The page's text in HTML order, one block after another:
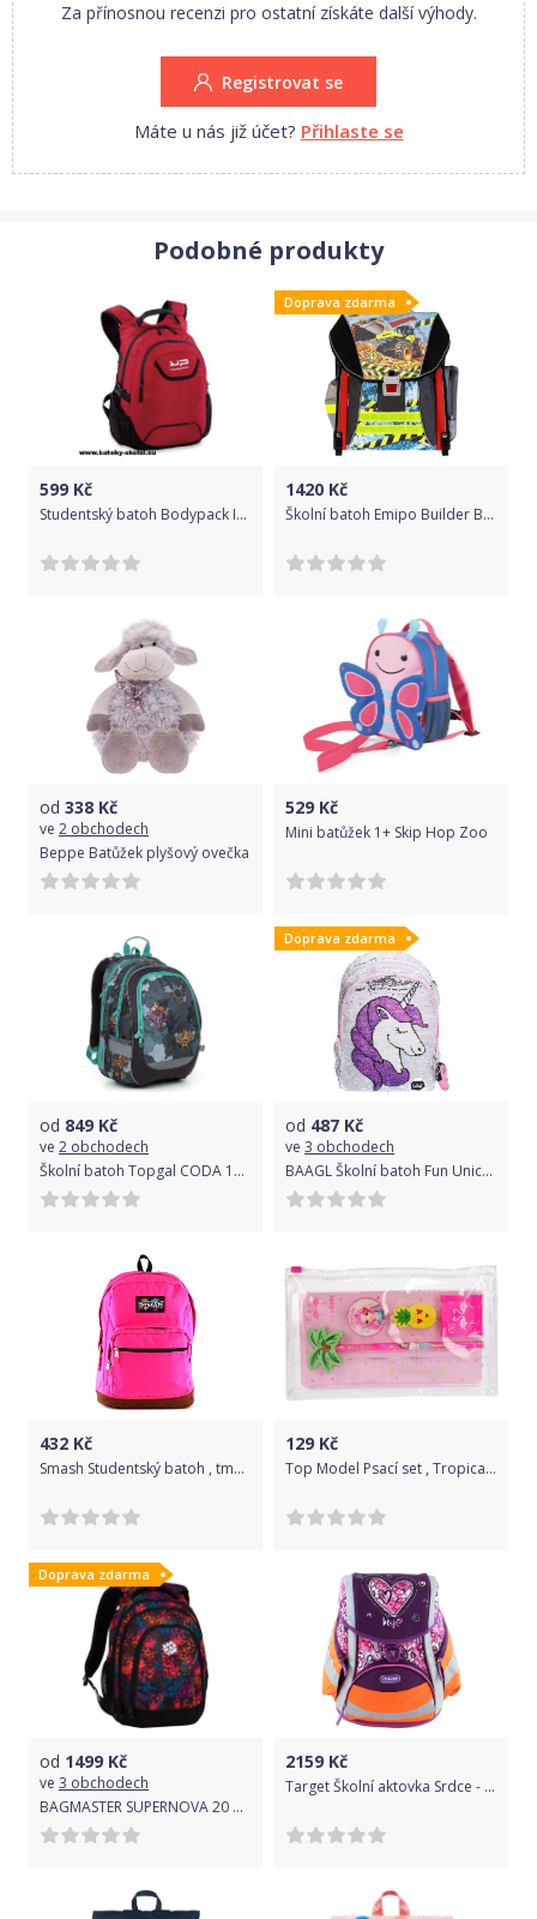
Za přínosnou recenzi pro ostatní získáte další výhody.
Registrovat se
Máte u nás již účet? Přihlaste se
Podobné produkty
599 Kč
Studentský batoh Bodypack Icon YP červený 24 l
Doprava zdarma
1420 Kč
Školní batoh Emipo Builder Bagr - Doprava Zdarma
od 338 Kč
ve 2 obchodech
Beppe Batůžek plyšový ovečka
529 Kč
Mini batůžek 1+ Skip Hop Zoo
od 849 Kč
ve 2 obchodech
Školní batoh Topgal CODA 19016 B
Doprava zdarma
od 487 Kč
ve 3 obchodech
BAAGL Školní batoh Fun Unicorn
432 Kč
Smash Studentský batoh , tmavě růžový
129 Kč
Top Model Psací set , Tropical, 6 ks - tužka, pravítko, 2 x guma, ořezávátko, bloček
Doprava zdarma
od 1499 Kč
ve 3 obchodech
BAGMASTER SUPERNOVA 20 A ORANGE/RED/TURQUOISE
2159 Kč
Target Školní aktovka Srdce - reflexní, fialová